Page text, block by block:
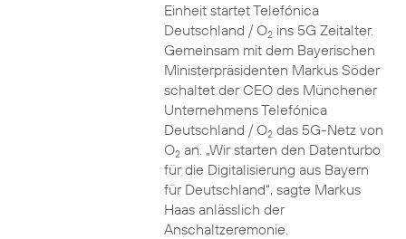
Einheit startet Telefónica
Deutschland / O2ins 5G Zeitalter.
Gemeinsam mit dem Bayerischen
Ministerpräsidenten Markus Söder
schaltet der CEO des Münchener
Unternehmens Telefónica
Deutschland / O2das 5G-Netz von
O2an. „Wir starten den Datenturbo
für die Digitalisierung aus Bayern
für Deutschland“, sagte Markus
Haas anlässlich der
Anschaltzeremonie.